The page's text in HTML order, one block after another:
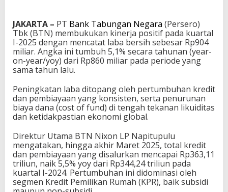
JAKARTA – PT Bank Tabungan Negara (Persero)
Tbk (BTN) membukukan kinerja positif pada kuartal
I-2025 dengan mencatat laba bersih sebesar Rp904
miliar. Angka ini tumbuh 5,1% secara tahunan (year-
on-year/yoy) dari Rp860 miliar pada periode yang
sama tahun lalu.
Peningkatan laba ditopang oleh pertumbuhan kredit
dan pembiayaan yang konsisten, serta penurunan
biaya dana (cost of fund) di tengah tekanan likuiditas
dan ketidakpastian ekonomi global.
Direktur Utama BTN Nixon LP Napitupulu
mengatakan, hingga akhir Maret 2025, total kredit
dan pembiayaan yang disalurkan mencapai Rp363,11
triliun, naik 5,5% yoy dari Rp344,24 triliun pada
kuartal I-2024. Pertumbuhan ini didominasi oleh
segmen Kredit Pemilikan Rumah (KPR), baik subsidi